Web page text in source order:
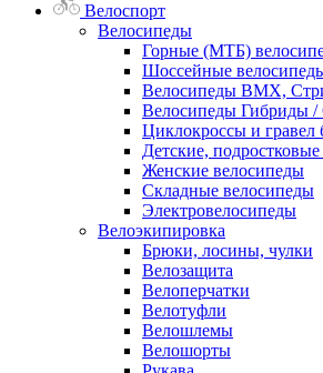
Велоспорт
Велосипеды
Горные (МТБ)
Шоссейные
Велосипеды BMX,
Велосипеды Гибриды /
Циклокроссы и гравел
Детские,
Женские велосипеды
Складные велосипеды
Электровелосипеды
Велоэкипировка
Брюки, лосины, чулки
Велозащита
Велоперчатки
Велотуфли
Велошлемы
Велошорты